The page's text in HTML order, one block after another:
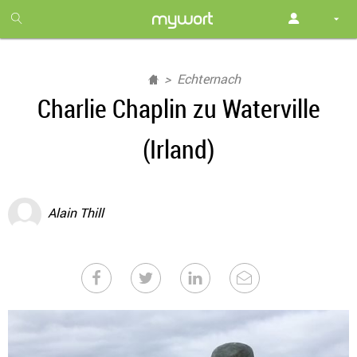
month
free
Echternach
Charlie Chaplin zu Waterville
(Irland)
Alain Thill